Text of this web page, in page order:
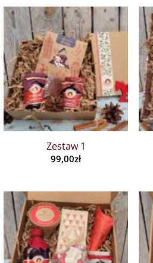
Zestaw 1
99,00zł